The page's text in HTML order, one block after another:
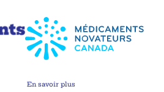
En savoir plus